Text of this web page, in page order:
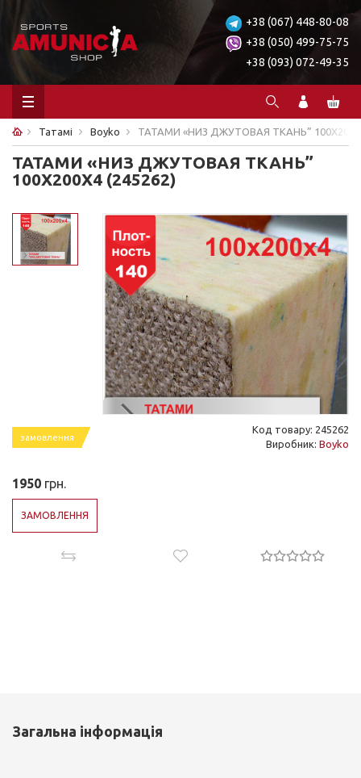
+38 (067) 448-80-08
+38 (050) 499-75-75
+38 (093) 072-49-35
Татамі Boyko ТАТАМИ «НИЗ ДЖУТОВАЯ ТКАНЬ”
ТАТАМИ «НИЗ ДЖУТОВАЯ ТКАНЬ”
100Х200Х4 (245262)
замовлення
Код товару: 245262
Виробник: Boyko
1950 грн.
ЗАМОВЛЕННЯ
Загальна інформація